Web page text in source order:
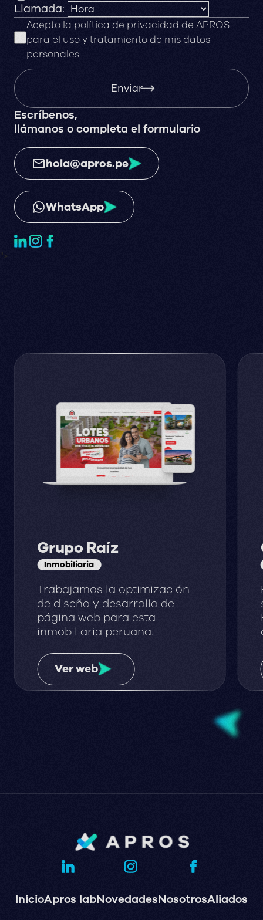
Llamada:
Acepto la política de privacidadde APROS
para el uso y tratamiento de mis datos
personales.
Enviar
Escríbenos,
llámanos o completa el formulario
hola@apros.pe
WhatsApp
">
Grupo Raíz
Inmobiliaria
Trabajamos la optimización
de diseño y desarrollo de
página web para esta
inmobiliaria peruana.
Ver web
InicioApros labNovedadesNosotrosAliados